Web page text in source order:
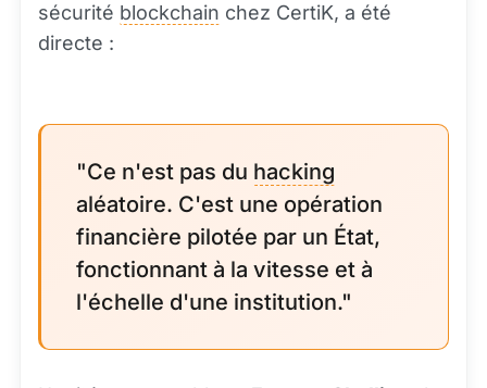
sécurité blockchain chez CertiK, a été
directe :
"Ce n'est pas du hacking
aléatoire. C'est une opération
financière pilotée par un État,
fonctionnant à la vitesse et à
l'échelle d'une institution."